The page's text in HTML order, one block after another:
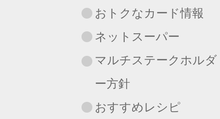
おトクなカード情報
ネットスーパー
マルチステークホルダ
ー方針
おすすめレシピ